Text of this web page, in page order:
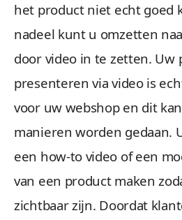
het product niet echt goed
nadeel kunt u omzetten
door video in te zetten. Uw
presenteren via video is
voor uw webshop en dit
manieren worden gedaan.
een how-to video of een
van een product maken
zichtbaar zijn. Doordat